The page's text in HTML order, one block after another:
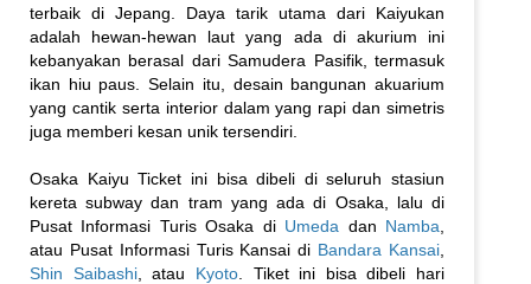
terbaik di Jepang. Daya tarik utama dari Kaiyukan
adalah hewan-hewan laut yang ada di akurium ini
kebanyakan berasal dari Samudera Pasifik, termasuk
ikan hiu paus. Selain itu, desain bangunan akuarium
yang cantik serta interior dalam yang rapi dan simetris
juga memberi kesan unik tersendiri.
Osaka Kaiyu Ticket ini bisa dibeli di seluruh stasiun
kereta subway dan tram yang ada di Osaka, lalu di
Pusat Informasi Turis Osaka di Umeda dan Namba
atau Pusat Informasi Turis Kansai di Bandara Kansai
Shin Saibashi, atau Kyoto. Tiket ini bisa dibeli hari